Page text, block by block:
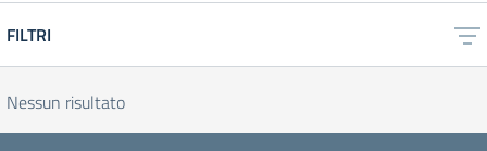
FILTRI
Nessun risultato